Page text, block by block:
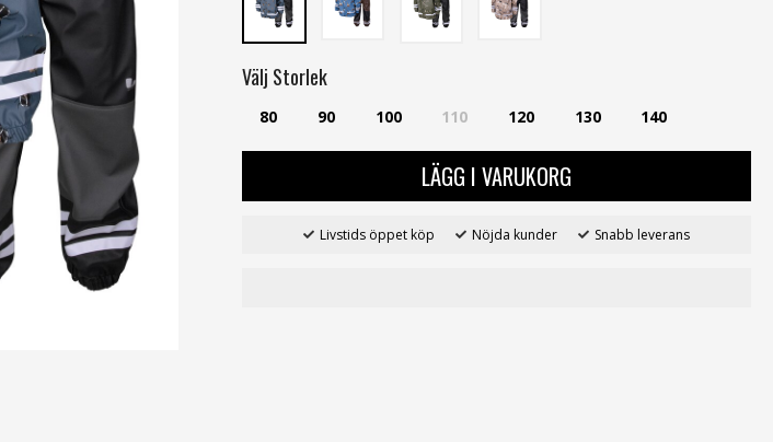
Välj Storlek
80 90 100 110 120 130 140
LÄGG I VARUKORG
Livstids öppet köp Nöjda kunder Snabb leverans